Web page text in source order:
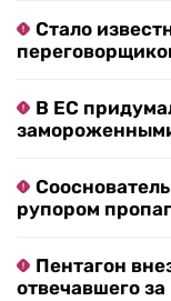
Стало
В ЕС
рупором
Пентагон
отвечавшего